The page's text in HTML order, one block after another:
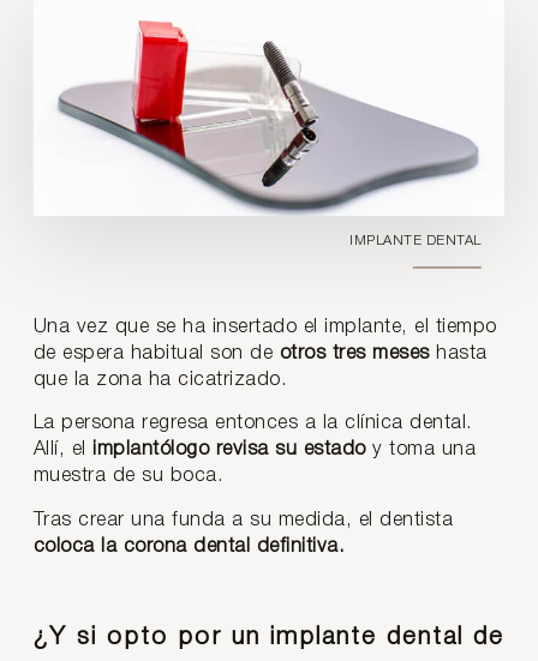
IMPLANTE DENTAL
Una vez que se ha insertado el implante, el tiempo
de espera habitual son de otros tres meseshasta
que la zona ha cicatrizado.
La persona regresa entonces a la clínica dental.
Allí, el
implantólogo revisa su estadoy toma una
muestra de su boca.
Tras crear una funda a su medida, el dentista
coloca la corona dental definitiva.
¿Y si opto por un implante dental de